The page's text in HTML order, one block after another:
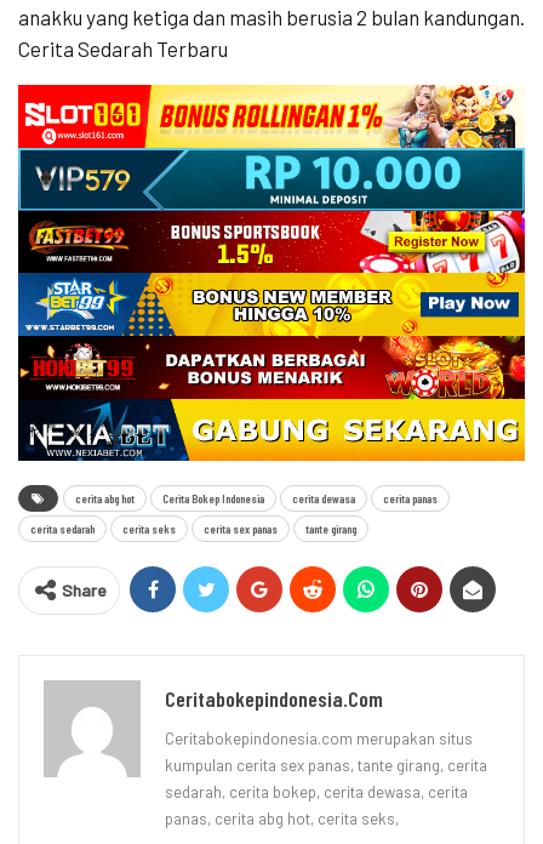
anakku yang ketiga dan masih berusia 2 bulan kandungan.
Cerita Sedarah Terbaru
cerita abg hot Cerita Bokep Indonesia cerita dewasa cerita panas
cerita sedarah cerita seks cerita sex panas tante girang
Share
Ceritabokepindonesia.com
Ceritabokepindonesia.com merupakan situs
kumpulan cerita sex panas, tante girang, cerita
sedarah, cerita bokep, cerita dewasa, cerita
panas, cerita abg hot, cerita seks,